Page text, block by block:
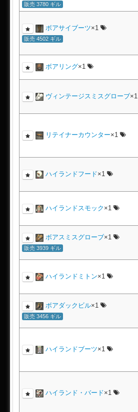
販売 3780 ギル
ボアサイブーツ×1
販売 4502 ギル
ボアリング×1
ヴィンテージスミスグローブ×1
リテイナーカウンター×1
ハイランドフード×1
ハイランドスモック ×1
ボアスミスグローブ×1
販売 3939 ギル
ハイランドミトン×1
ボアダックビル×1
販売 3456 ギル
ハイランドブーツ×1
ハイランド・バード×1